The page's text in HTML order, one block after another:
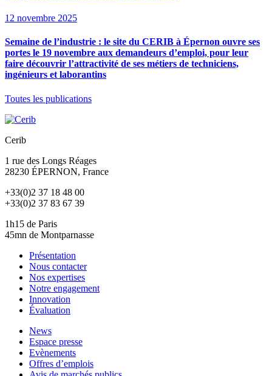
12 novembre 2025
Semaine de l’industrie : le site du CERIB à Épernon ouvre ses
portes le 19 novembre aux demandeurs d’emploi, pour leur
faire découvrir l’attractivité de ses métiers de techniciens,
ingénieurs et laborantins
Toutes les publications
Cerib
1 rue des Longs Réages
28230 ÉPERNON, France
+33(0)2 37 18 48 00
+33(0)2 37 83 67 39
1h15 de Paris
45mn de Montparnasse
Présentation
Nous contacter
Nos expertises
Notre engagement
Innovation
Évaluation
News
Espace presse
Evènements
Offres d’emplois